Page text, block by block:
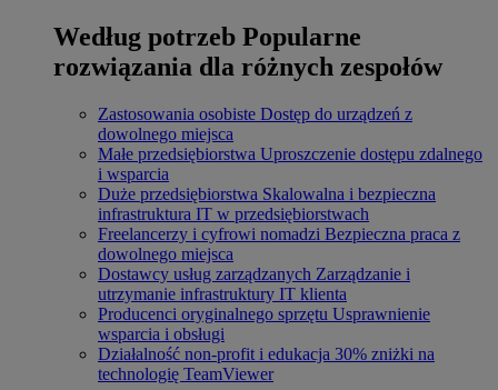
Według potrzeb Popularne
rozwiązania dla różnych zespołów
Zastosowania osobiste Dostęp do urządzeń z
dowolnego miejsca
Małe przedsiębiorstwa Uproszczenie dostępu zdalnego
i wsparcia
Duże przedsiębiorstwa Skalowalna i bezpieczna
infrastruktura IT w przedsiębiorstwach
Freelancerzy i cyfrowi nomadzi Bezpieczna praca z
dowolnego miejsca
Dostawcy usług zarządzanych Zarządzanie i
utrzymanie infrastruktury IT klienta
Producenci oryginalnego sprzętu Usprawnienie
wsparcia i obsługi
Działalność non-profit i edukacja 30% zniżki na
technologię TeamViewer